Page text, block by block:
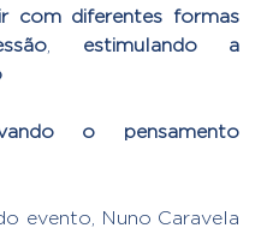
com diferentes formas
, estimulando a
o pensamento
evento, Nuno Caravela